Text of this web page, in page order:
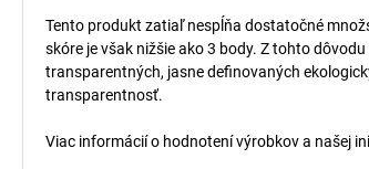
Tento produkt zatiaľ nespĺňa dostatočné
skóre je však nižšie ako 3 body. Z tohto
transparentných, jasne definovaných
transparentnosť.
Viac informácií o hodnotení výrobkov a našej